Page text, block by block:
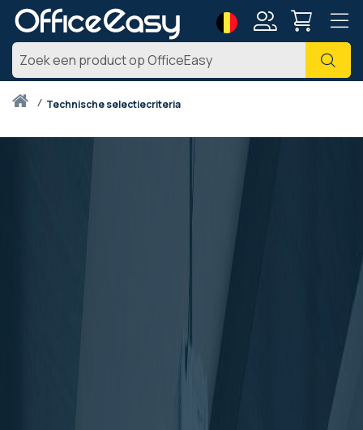
Taal
Zoek
Thuistechnische selectiecriteria